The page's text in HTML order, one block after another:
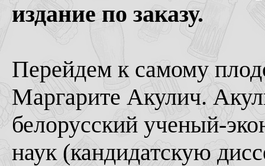
издание по заказу.
Перейдем к самому
Маргарите Акулич.
белорусский ученый-
наук (кандидатскую